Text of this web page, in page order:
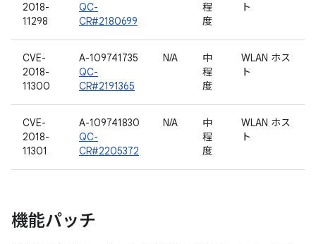
2018-
11298
QC-
CR#2180699
程
度
ト
CVE-
2018-
11300
A-109741735
QC-
CR#2191365
N/A
中
程
度
WLAN ホス
ト
CVE-
2018-
11301
A-109741830
QC-
CR#2205372
N/A
中
程
度
WLAN ホス
ト
機能パッチ